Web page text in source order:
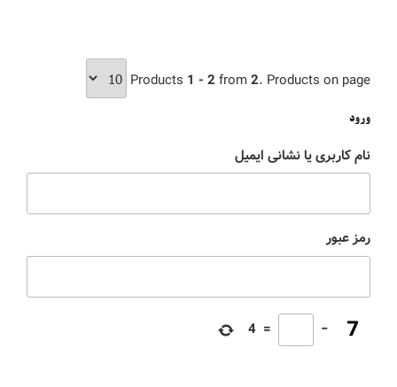
Products 1 - 2 from2. Products on page
ورود
نام کاربری یا نشانی ایمیل
رمز عبور
−
=
4